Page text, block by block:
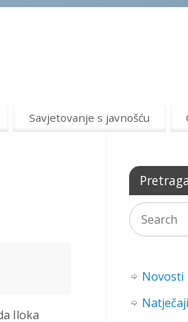
Savjetovanje s javnošću
Iloka
Novosti
Natječaji